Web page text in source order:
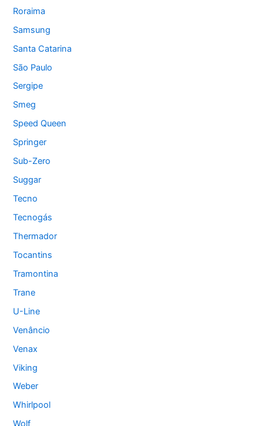
Roraima
Samsung
Santa Catarina
São Paulo
Sergipe
Smeg
Speed Queen
Springer
Sub-Zero
Suggar
Tecno
Tecnogás
Thermador
Tocantins
Tramontina
Trane
U-Line
Venâncio
Venax
Viking
Weber
Whirlpool
Wolf